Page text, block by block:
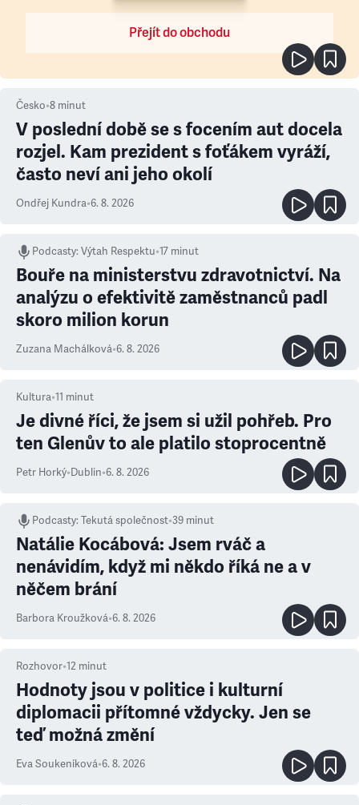
Přejít do obchodu
Česko•8 minut
V poslední době se s focením aut docela
rozjel. Kam prezident s foťákem vyráží,
často neví ani jeho okolí
Ondřej Kundra•6. 8. 2026
Podcasty:Výtah Respektu•17 minut
Bouře na ministerstvu zdravotnictví. Na
analýzu o efektivitě zaměstnanců padl
skoro milion korun
Zuzana Machálková•6. 8. 2026
Kultura•11 minut
Je divné říci, že jsem si užil pohřeb. Pro
ten Glenův to ale platilo stoprocentně
Petr Horký•Dublin•6. 8. 2026
Podcasty:Tekutá společnost•39 minut
Natálie Kocábová: Jsem rváč a
nenávidím, když mi někdo říká ne a v
něčem brání
Barbora Kroužková•6. 8. 2026
Rozhovor•12 minut
Hodnoty jsou v politice i kulturní
diplomacii přítomné vždycky. Jen se
teď možná změní
Eva Soukeníková•6. 8. 2026